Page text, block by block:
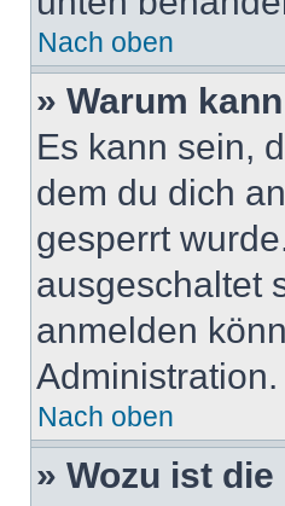
Nach oben
» Warum
Es kann sein,
dem du dich
gesperrt
ausgeschaltet
anmelden
Administration.
Nach oben
» Wozu ist